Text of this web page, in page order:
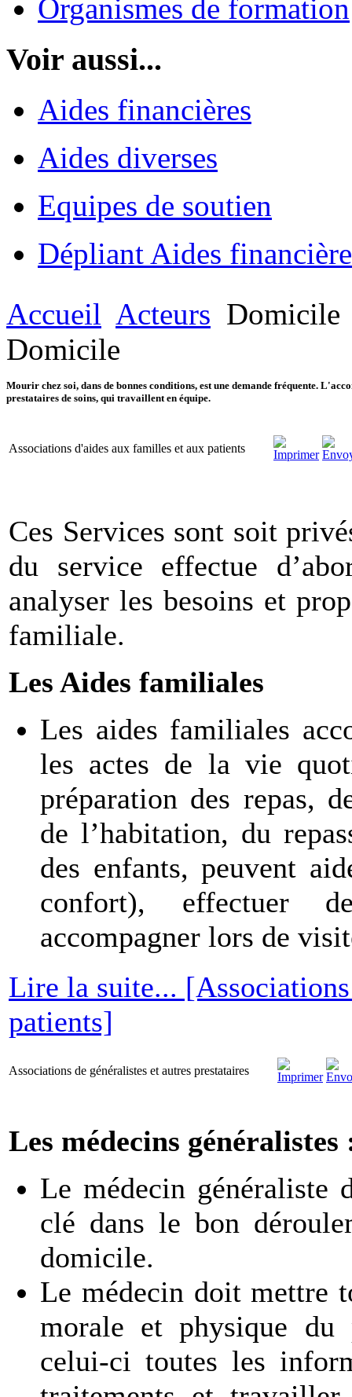
Organismes de formation
Voir aussi...
Aides financières
Aides diverses
Equipes de soutien
Dépliant Aides
Accueil Acteurs Domicile
Domicile
Mourir chez soi, dans de bonnes conditions, est une demande fréquente.
prestataires de soins, qui travaillent en équipe.
Associations d'aides aux familles et aux patients
Ces Services sont soit
du service effectue
analyser les besoins et
familiale.
Les Aides familiales
Les aides familiales
les actes de la vie
préparation des repas,
de l’habitation, du
des enfants, peuvent
confort), effectuer
accompagner lors de
Lire la suite...
patients]
Associations de généralistes et autres prestataires
Les médecins généralistes
Le médecin généraliste
clé dans le bon
domicile.
Le médecin doit mettre
morale et physique du
celui-ci toutes les